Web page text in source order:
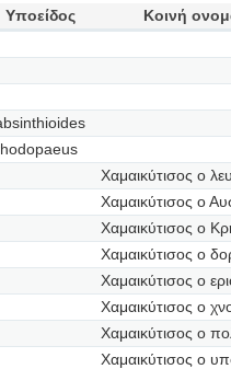
Υποείδος
Κοινή
Χαμαικύτισος ο
Χαμαικύτισος ο
Χαμαικύτισος ο
Χαμαικύτισος ο
Χαμαικύτισος ο
Χαμαικύτισος ο
Χαμαικύτισος ο
Χαμαικύτισος ο